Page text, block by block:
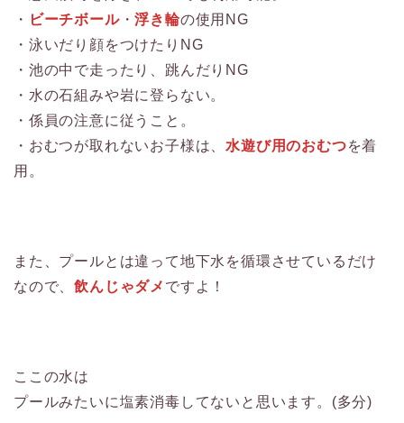
・ ビーチボール・浮き輪の使用NG
・泳いだり顔をつけたりNG
・池の中で走ったり、跳んだりNG
・水の石組みや岩に登らない。
・係員の注意に従うこと。
・おむつが取れないお子様は、 水遊び用のおむつを着
用。
また、プールとは違って地下水を循環させているだけ
なので、飲んじゃダメ ですよ！
ここの水は
プールみたいに塩素消毒してないと思います。(多分)